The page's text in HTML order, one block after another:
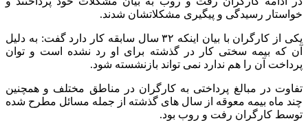
خواستار رسیدگی و پیگیری مشکلاتشان شدند.
یکی از کارگران با بیان اینکه ۳۲ سال سابقه کار دارد گفت: به دلیل
آن که بیمه سختی کار در گذشته برای او رد نشده است و توان
پرداخت آن را هم ندارد نمی تواند بازنشسته شود.
تفاوت در مبالغ پرداختی به کارگران در مناطق مختلف و همچنین
چند ماه بیمه معوقه از سال های گذشته از جمله مسائل مطرح شده
توسط کارگران رفت و روب بود.